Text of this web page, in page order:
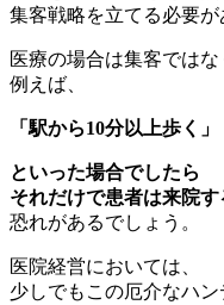
集客戦略を立てる必要が
医療の場合は集客ではな
例えば、
「駅から10分以上歩く」
といった場合でしたら
それだけで患者は来院
恐れがあるでしょう。
医院経営においては、
少しでもこの厄介なハン